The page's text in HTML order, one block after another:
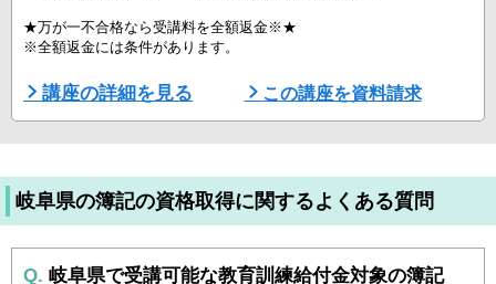
★万が一不合格なら受講料を全額返金※★
※全額返金には条件があります。
キャリカレは合格に自信があります。だから万が一不合格だった場合
には、受講料を全額返金！はじめて国家試験に挑戦する方でも安心で
す。
キャリカレの教材は、「テキスト」「映像講義」「添削問題集」「問
題集」「試験対策問題集」と試験対策万全のフルセット教材です。試
験結果を徹底分析 ...
講座の詳細を見る この講座を資料請求
岐阜県の簿記の資格取得に関するよくある質問
Q. 岐阜県で受講可能な教育訓練給付金対象の簿記